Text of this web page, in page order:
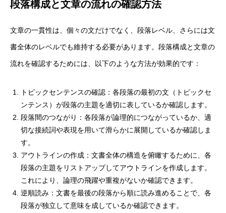
段落構成と文章の流れの確認方法
文章の一貫性は、個々の文だけでなく、段落レベル、さらには文
書全体のレベルでも維持する必要があります。段落構成と文章の
流れを確認するためには、以下のような方法が効果的です：
トピックセンテンスの確認：各段落の最初の文（トピックセ
ンテンス）が段落の主題を適切に表しているか確認します。
段落間のつながり：各段落が論理的につながっているか、適
切な接続詞や表現を用いて滑らかに展開しているか確認しま
す。
アウトラインの作成：文書全体の構造を俯瞰するために、各
段落の主題をリストアップしてアウトラインを作成します。
これにより、論理の飛躍や重複がないか確認できます。
逆順読み：文書を最後の段落から順に読み進めることで、各
段落が独立して意味を成しているか確認できます。